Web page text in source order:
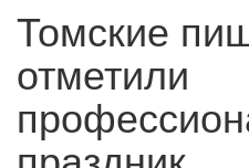
Томские
отметили